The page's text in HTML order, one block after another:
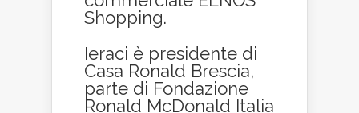
Shopping.
Ieraci è presidente di
Casa Ronald Brescia,
parte di Fondazione
Ronald McDonald Italia